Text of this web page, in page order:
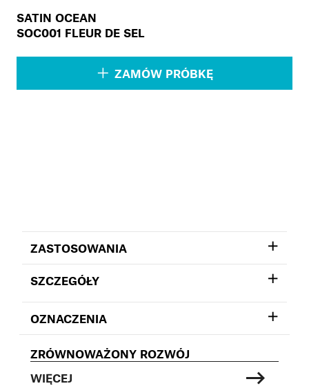
SATIN OCEAN
SOC001 FLEUR DE SEL
ZAMÓW PRÓBKĘ
ZASTOSOWANIA
SZCZEGÓŁY
OZNACZENIA
ZRÓWNOWAŻONY ROZWÓJ
WIĘCEJ